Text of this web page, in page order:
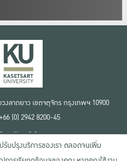
งลาดยาว เขตจตุจักร กรุงเทพฯ 10900
(0) 2942 8200-45
ขการใช้งานเว็บไซต์
ลงด้านสิทธิ์ใช้งาน
ยความเป็นส่วนตัว
รับปรุงบริการของเรา ตลอดจนเพิ่ม